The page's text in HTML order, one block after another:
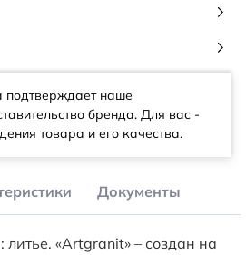
подтверждает наше
бренда. Для вас -
товара и его качества.
Документы
литье. «Artgranit» – создан на